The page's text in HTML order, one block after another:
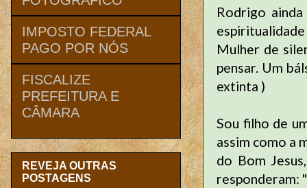
Rodrigo
Mulher de
pensar. Um
extinta )
Sou filho de
assim como a
do Bom
responderam:
IMPOSTO FEDERAL
PAGO POR NÓS
FISCALIZE
PREFEITURA E
CÂMARA
REVEJA OUTRAS
POSTAGENS